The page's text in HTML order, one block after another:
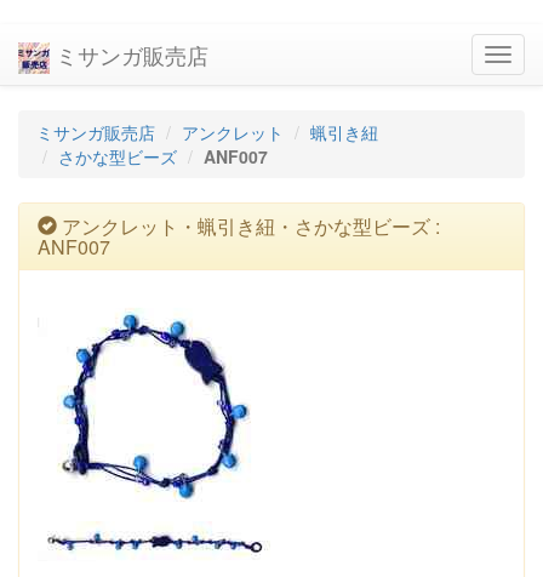
ミサンガ販売店
ミサンガ販売店 アンクレット
蝋引き紐
さかな型ビーズ
ANF007
アンクレット・蝋引き紐・さかな型ビーズ :
ANF007